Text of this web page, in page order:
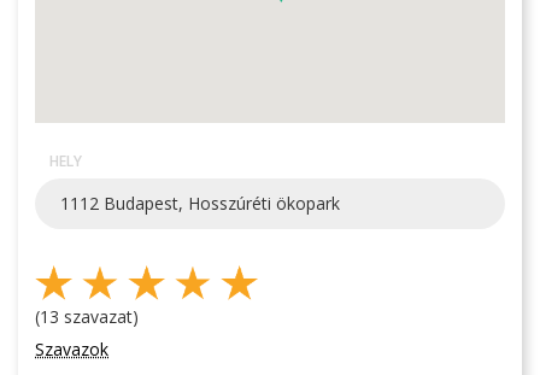
HELY
1112 Budapest, Hosszúréti ökopark
(13 szavazat)
Szavazok